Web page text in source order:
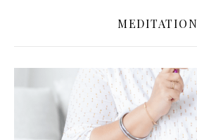
MEDITATION